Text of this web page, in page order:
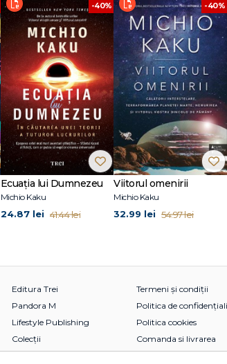
-40%
Ecuația lui Dumnezeu
Michio Kaku
24.87 lei 41.44 lei
-40%
Viitorul omenirii
Michio Kaku
32.99 lei 54.97 lei
Editura Trei
Pandora M
Lifestyle Publishing
Colecții
Termeni și condiții
Politica de
Politica cookies
Comanda si livrarea